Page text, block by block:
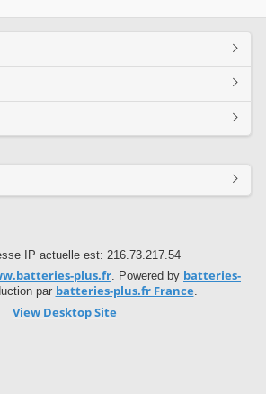
IP actuelle est: 216.73.217.54
plus.fr. Powered by batteries-
par batteries-plus.fr France.
View Desktop Site